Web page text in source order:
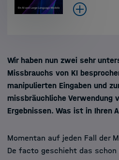
Wir haben nun zwei sehr
Missbrauchs von KI
manipulierten Eingaben und
missbräuchliche Verwendung
Ergebnissen. Was ist in Ihren
Momentan auf jeden Fall der
De facto geschieht das